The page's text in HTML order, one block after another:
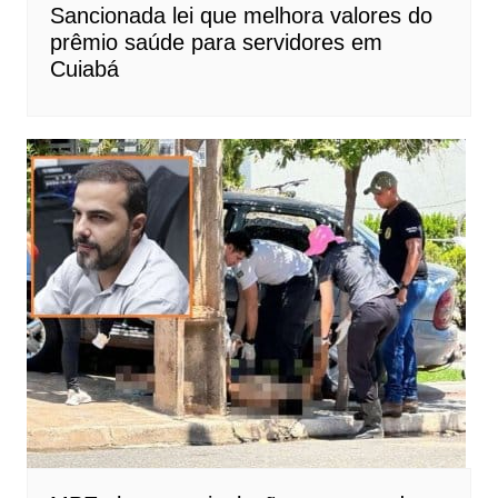
Sancionada lei que melhora valores do
prêmio saúde para servidores em
Cuiabá